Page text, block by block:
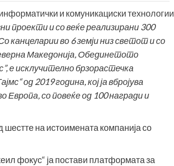
и комуникациски технологии
проекти и со веќе реализирани 300
канцеларии во 6 земји низ светот и со
Македонија, Обединетото
е исклучително брзорастечка
од 2019 година, кој ја вбројува
Европа, со повеќе од 100 награди и
на истоимената компанија со
фокус“ ја постави платформата за